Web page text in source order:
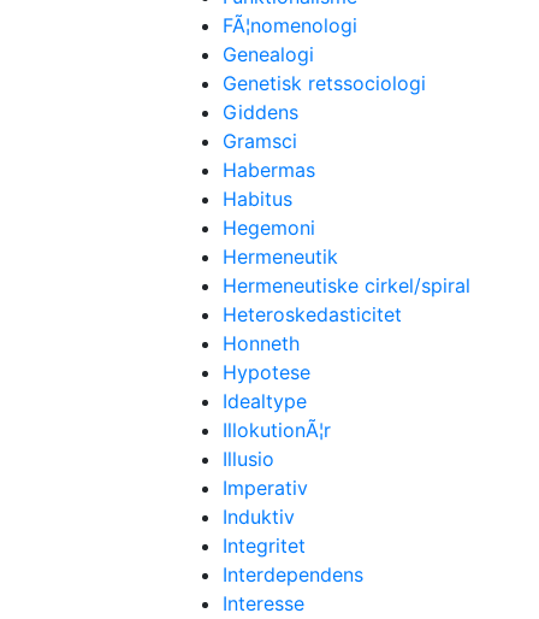
FÃ¦nomenologi
Genealogi
Genetisk retssociologi
Giddens
Gramsci
Habermas
Habitus
Hegemoni
Hermeneutik
Hermeneutiske cirkel/spiral
Heteroskedasticitet
Honneth
Hypotese
Idealtype
IllokutionÃ¦r
Illusio
Imperativ
Induktiv
Integritet
Interdependens
Interesse